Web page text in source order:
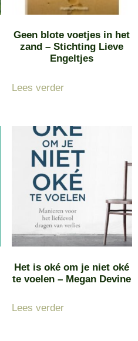
Geen blote voetjes in het
zand – Stichting Lieve
Engeltjes
Lees verder
Het is oké om je niet oké
te voelen – Megan Devine
Lees verder